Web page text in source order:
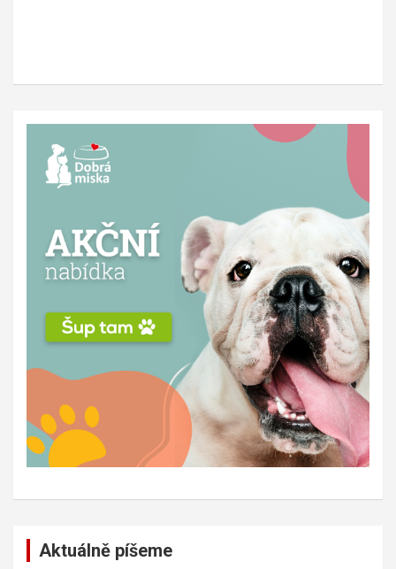
Aktuálně píšeme